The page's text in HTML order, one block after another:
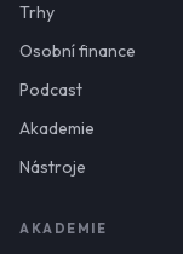
Trhy
Osobní finance
Podcast
Akademie
Nástroje
AKADEMIE